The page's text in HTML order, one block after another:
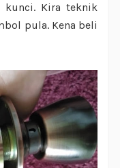
kunci. Kira teknik
pula. Kena beli